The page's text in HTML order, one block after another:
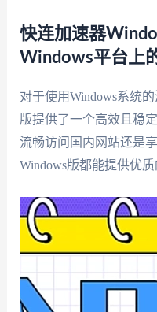
快连加速器
Windows平台上
对于使用Windows系统
版提供了一个高效且稳
流畅访问国内网站还是
Windows版都能提供优质